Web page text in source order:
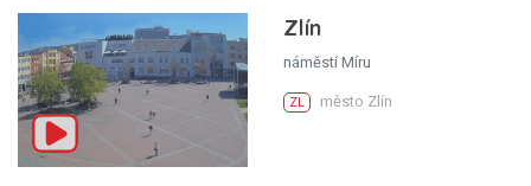
Zlín
náměstí Míru
ZL město Zlín